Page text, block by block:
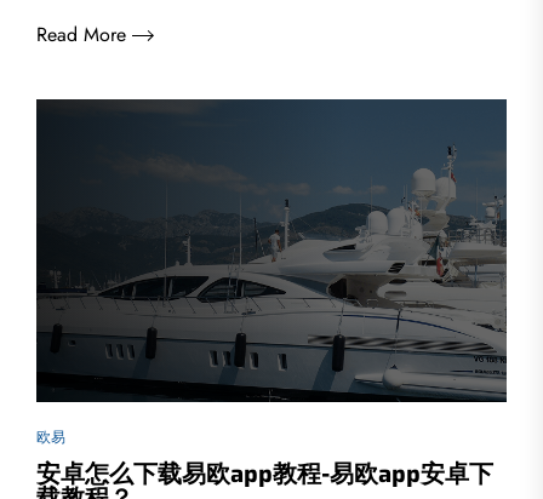
Read More
欧易
安卓怎么下载易欧app教程-易欧app安卓下